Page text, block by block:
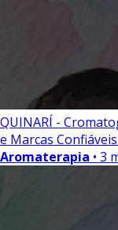
QUINARÍ -
e Marcas Confiáveis
Aromaterapia • 3